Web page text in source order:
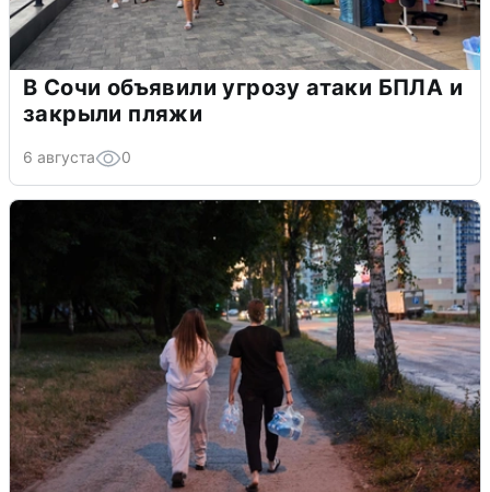
В Сочи объявили угрозу атаки БПЛА и
закрыли пляжи
6 августа 0